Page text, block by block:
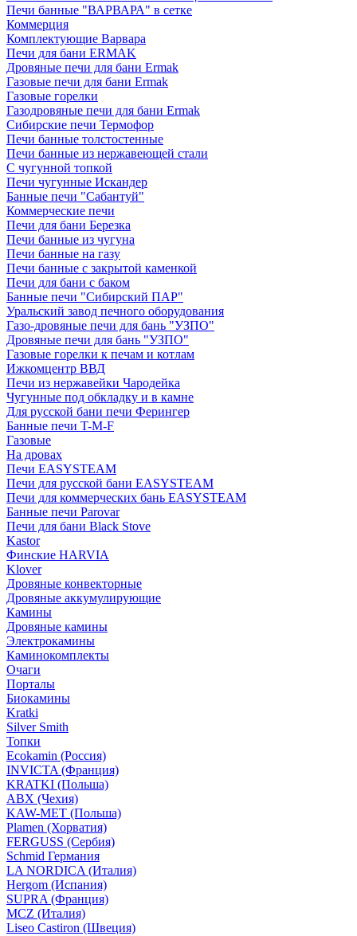
Печи банные "ВАРВАРА" в сетке
Коммерция
Комплектующие Варвара
Печи для бани ERMAK
Дровяные печи для бани Ermak
Газовые печи для бани Ermak
Газовые горелки
Газодровяные печи для бани Ermak
Сибирские печи Термофор
Печи банные толстостенные
Печи банные из нержавеющей стали
С чугунной топкой
Печи чугунные Искандер
Банные печи "Сабантуй"
Коммерческие печи
Печи для бани Березка
Печи банные из чугуна
Печи банные на газу
Печи банные с закрытой каменкой
Печи для бани с баком
Банные печи "Сибирский ПАР"
Уральский завод печного оборудования
Газо-дровяные печи для бань "УЗПО"
Дровяные печи для бань "УЗПО"
Газовые горелки к печам и котлам
Ижкомцентр ВВД
Печи из нержавейки Чародейка
Чугунные под обкладку и в камне
Для русской бани печи Ферингер
Банные печи T-M-F
Газовые
На дровах
Печи EASYSTEAM
Печи для русской бани EASYSTEAM
Печи для коммерческих бань EASYSTEAM
Банные печи Parovar
Печи для бани Black Stove
Kastor
Финские HARVIA
Klover
Дровяные конвекторные
Дровяные аккумулирующие
Камины
Дровяные камины
Электрокамины
Каминокомплекты
Очаги
Порталы
Биокамины
Kratki
Silver Smith
Топки
Ecokamin (Россия)
INVICTA (Франция)
KRATKI (Польша)
ABX (Чехия)
KAW-MET (Польша)
Plamen (Хорватия)
FERGUSS (Сербия)
Schmid Германия
LA NORDICA (Италия)
Hergom (Испания)
SUPRA (Франция)
MCZ (Италия)
Liseo Castiron (Швеция)